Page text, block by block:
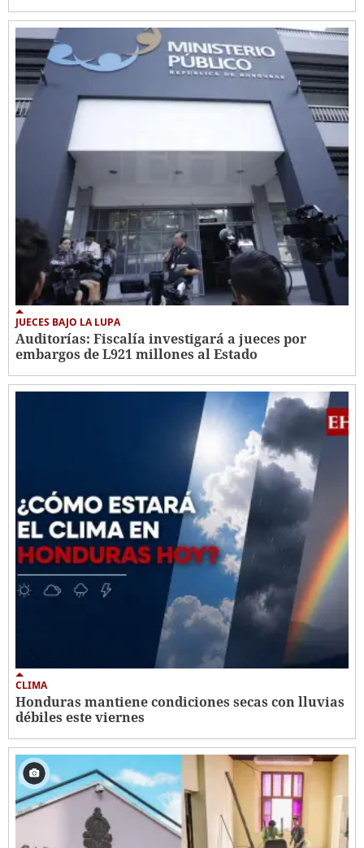
JUECES BAJO LA LUPA
Auditorías: Fiscalía investigará a jueces por
embargos de L921 millones al Estado
CLIMA
Honduras mantiene condiciones secas con lluvias
débiles este viernes